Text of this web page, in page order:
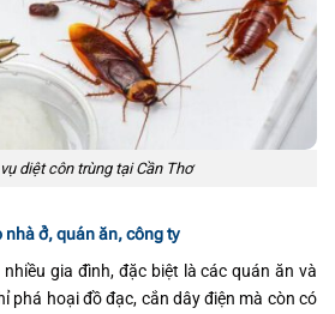
diệt côn trùng tại Cần Thơ
nhà ở, quán ăn, công ty
gia đình, đặc biệt là các quán ăn và
phá hoại đồ đạc, cắn dây điện mà còn có